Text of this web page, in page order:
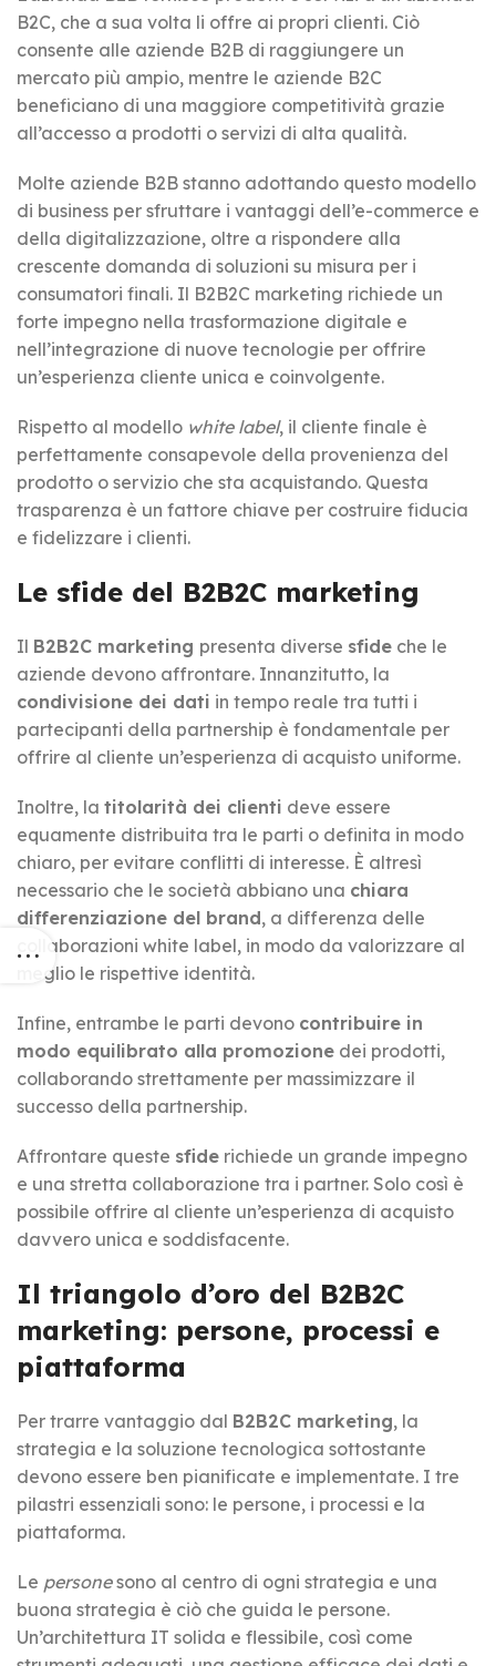
B2C, che a sua volta li offre ai propri clienti. Ciò
consente alle aziende B2B di raggiungere un
mercato più ampio, mentre le aziende B2C
beneficiano di una maggiore competitività grazie
all’accesso a prodotti o servizi di alta qualità.
Molte aziende B2B stanno adottando questo modello
di business per sfruttare i vantaggi dell’e-commerce e
della digitalizzazione, oltre a rispondere alla
crescente domanda di soluzioni su misura per i
consumatori finali. Il B2B2C marketing richiede un
forte impegno nella trasformazione digitale e
nell’integrazione di nuove tecnologie per offrire
un’esperienza cliente unica e coinvolgente.
Rispetto al modello white label, il cliente finale è
perfettamente consapevole della provenienza del
prodotto o servizio che sta acquistando. Questa
trasparenza è un fattore chiave per costruire fiducia
e fidelizzare i clienti.
Le sfide del B2B2C marketing
Il B2B2C marketing presenta diverse sfide che le
aziende devono affrontare. Innanzitutto, la
condivisione dei dati in tempo reale tra tutti i
partecipanti della partnership è fondamentale per
offrire al cliente un’esperienza di acquisto uniforme.
Inoltre, la titolarità dei clienti deve essere
equamente distribuita tra le parti o definita in modo
chiaro, per evitare conflitti di interesse. È altresì
necessario che le società abbiano una chiara
differenziazione del brand, a differenza delle
collaborazioni white label, in modo da valorizzare al
meglio le rispettive identità.
Infine, entrambe le parti devono contribuire in
modo equilibrato alla promozione dei prodotti,
collaborando strettamente per massimizzare il
successo della partnership.
Affrontare queste sfide richiede un grande impegno
e una stretta collaborazione tra i partner. Solo così è
possibile offrire al cliente un’esperienza di acquisto
davvero unica e soddisfacente.
Il triangolo d’oro del B2B2C
marketing: persone, processi e
piattaforma
Per trarre vantaggio dal B2B2C marketing, la
strategia e la soluzione tecnologica sottostante
devono essere ben pianificate e implementate. I tre
pilastri essenziali sono: le persone, i processi e la
piattaforma.
Le personesono al centro di ogni strategia e una
buona strategia è ciò che guida le persone.
Un’architettura IT solida e flessibile, così come